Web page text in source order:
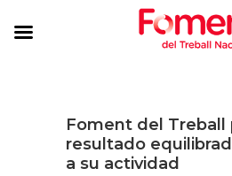
Foment del Treball
resultado
a su actividad